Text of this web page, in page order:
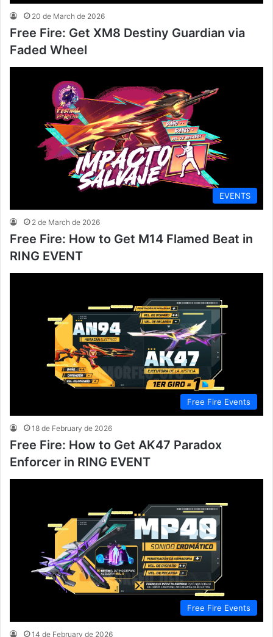
20 de March de 2026
Free Fire: Get XM8 Destiny Guardian via
Faded Wheel
EVENTS
2 de March de 2026
Free Fire: How to Get M14 Flamed Beat in
RING EVENT
Free Fire Events
18 de February de 2026
Free Fire: How to Get AK47 Paradox
Enforcer in RING EVENT
Free Fire Events
14 de February de 2026